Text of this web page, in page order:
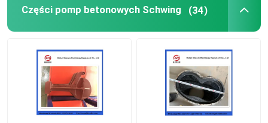
Kulka do czyszczenia pompy do betonu
Zestaw do tworzenia betonu
Pompy Rexthod
Części pomp betonowych Schwing (34)